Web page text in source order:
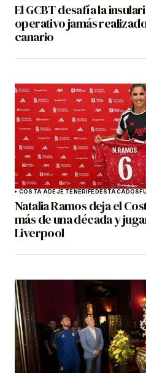
El GCBT desafía la
operativo jamás
canario
COSTA ADEJE TENERIFEDESTACADOS
Natalia Ramos deja el
más de una década y
Liverpool